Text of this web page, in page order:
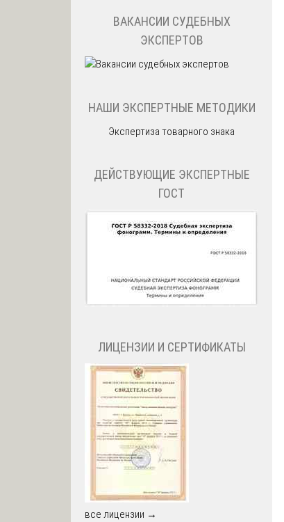
ВАКАНСИИ СУДЕБНЫХ
ЭКСПЕРТОВ
НАШИ ЭКСПЕРТНЫЕ МЕТОДИКИ
Экспертиза товарного знака
ДЕЙСТВУЮЩИЕ ЭКСПЕРТНЫЕ
ГОСТ
ЛИЦЕНЗИИ И СЕРТИФИКАТЫ
все лицензии →